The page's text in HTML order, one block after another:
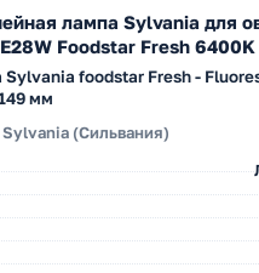
лампа Sylvania для
Foodstar Fresh 6400K
foodstar Fresh -
мм
Sylvania (Сильвания)